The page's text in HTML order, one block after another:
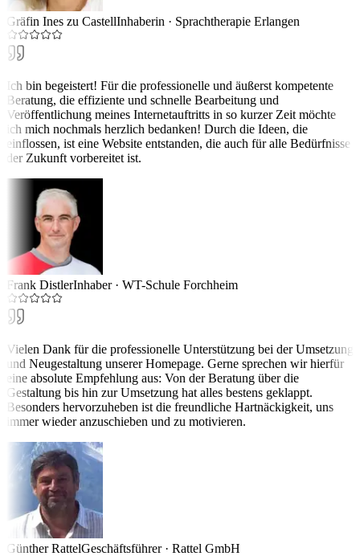
Gräfin Ines zu CastellInhaberin · Sprachtherapie Erlangen
Ich bin begeistert! Für die professionelle und äußerst kompetente
Beratung, die effiziente und schnelle Bearbeitung und
Veröffentlichung meines Internetauftritts in so kurzer Zeit möchte
ich mich nochmals herzlich bedanken! Durch die Ideen, die
einflossen, ist eine Website entstanden, die auch für alle Bedürfnisse
der Zukunft vorbereitet ist.
Frank DistlerInhaber· WT-Schule Forchheim
Vielen Dank für die professionelle Unterstützung bei der Umsetzung
und Neugestaltung unserer Homepage. Gerne sprechen wir hierfür
eine absolute Empfehlung aus: Von der Beratung über die
Gestaltung bis hin zur Umsetzung hat alles bestens geklappt.
Besonders hervorzuheben ist die freundliche Hartnäckigkeit, uns
immer wieder anzuschieben und zu motivieren.
Günther RattelGeschäftsführer· Rattel GmbH